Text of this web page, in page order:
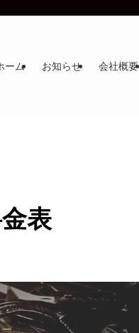
ーム お知らせ 会社概要
表